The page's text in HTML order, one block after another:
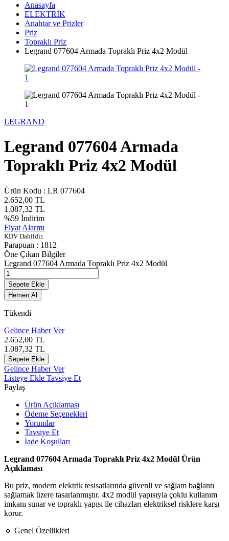
Anasayfa
ELEKTRİK
Anahtar ve Prizler
Priz
Topraklı Priz
Legrand 077604 Armada Topraklı Priz 4x2 Modül
LEGRAND
Legrand 077604 Armada
Topraklı Priz 4x2 Modül
Ürün Kodu : LR 077604
2.652,00 TL
1.087,32 TL
%59 İndirim
Fiyat Alarmı
KDV Dahildir.
Parapuan : 1812
Öne Çıkan Bilgiler
Legrand 077604 Armada Topraklı Priz 4x2 Modül
Sepete Ekle
Hemen Al
Tükendi
Gelince Haber Ver
2.652,00 TL
1.087,32 TL
Sepete Ekle
Gelince Haber Ver
Listeye Ekle Tavsiye Et
Paylaş
Ürün Açıklaması
Ödeme Seçenekleri
Yorumlar
Tavsiye Et
İade Koşulları
Legrand 077604 Armada Topraklı Priz 4x2 Modül Ürün
Açıklaması
Bu priz, modern elektrik tesisatlarında güvenli ve sağlam bağlantı
sağlamak üzere tasarlanmıştır. 4x2 modül yapısıyla çoklu kullanım
imkanı sunar ve topraklı yapısı ile cihazları elektriksel risklere karşı
korur.
🔹 Genel Özellikleri